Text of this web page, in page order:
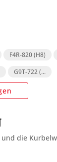
F4R-820 (H8)
G9T-722 (...
die